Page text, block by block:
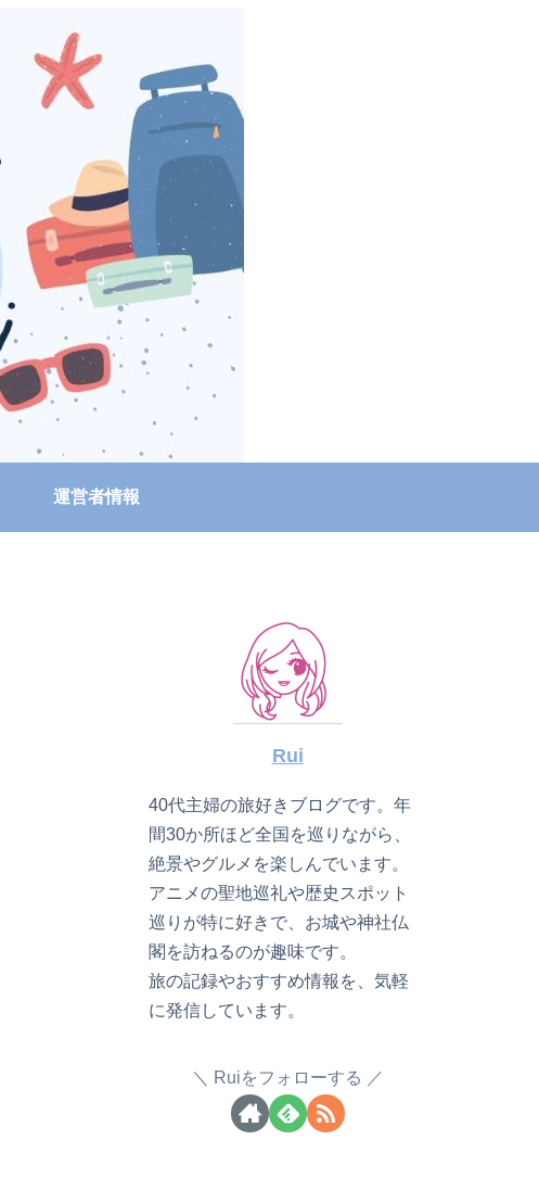
運営者情報
Rui
40代主婦の旅好きブログです。年
間30か所ほど全国を巡りながら、
絶景やグルメを楽しんでいます。
アニメの聖地巡礼や歴史スポット
巡りが特に好きで、お城や神社仏
閣を訪ねるのが趣味です。
旅の記録やおすすめ情報を、気軽
に発信しています。
Ruiをフォローする